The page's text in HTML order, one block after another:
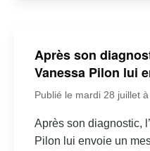
Après son
Vanessa Pilon lui
Publié le mardi 28 juillet
Après son diagnostic,
Pilon lui envoie un